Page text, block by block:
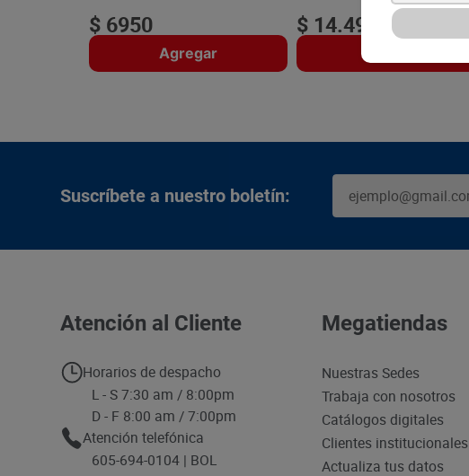
$ 6950
Agregar
$ 14.490
Suscríbete a nuestro boletín:
Atención al Cliente
Horarios de despacho
L - S 7:30 am / 8:00pm
D - F 8:00 am / 7:00pm
Atención telefónica
605-694-0104 | BOL
Megatiendas
Nuestras Sedes
Trabaja con nosotros
Catálogos digitales
Clientes institucionales
Actualiza tus datos